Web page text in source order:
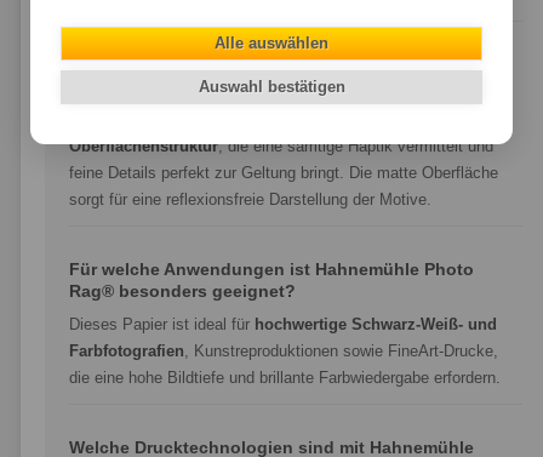
Welche Oberflächenstruktur hat Hahnemühle Photo
Oberflächenstruktur, die eine samtige Haptik vermittelt und
feine Details perfekt zur Geltung bringt. Die matte Oberfläche
sorgt für eine reflexionsfreie Darstellung der Motive.
Für welche Anwendungen ist Hahnemühle Photo
Rag® besonders geeignet?
Dieses Papier ist ideal für hochwertige Schwarz-Weiß- und
Farbfotografien, Kunstreproduktionen sowie FineArt-Drucke,
die eine hohe Bildtiefe und brillante Farbwiedergabe erfordern.
Welche Drucktechnologien sind mit Hahnemühle
Alle auswählen
Auswahl bestätigen